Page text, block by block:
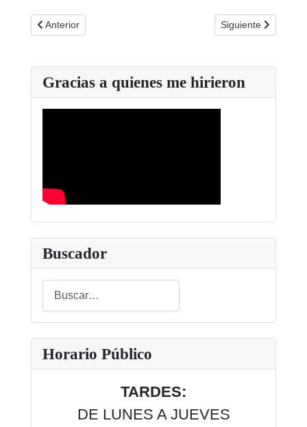
Artículo anterior: Los españoles vivimos pendientes de
Anterior Artículo siguiente:
Siguiente
Gracias a quienes me hirieron
Buscador
Buscar
Type 2 or more characters for results.
Horario Público
TARDES:
DE LUNES A JUEVES